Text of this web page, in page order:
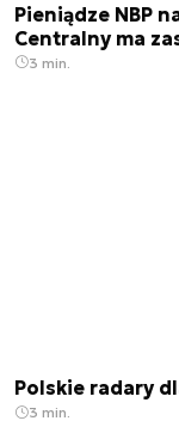
Pieniądze NBP
Centralny ma
3 min.
Polskie radary
3 min.